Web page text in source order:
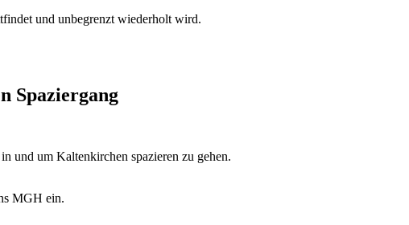
und unbegrenzt wiederholt wird.
Spaziergang
und um Kaltenkirchen spazieren zu gehen.
MGH ein.